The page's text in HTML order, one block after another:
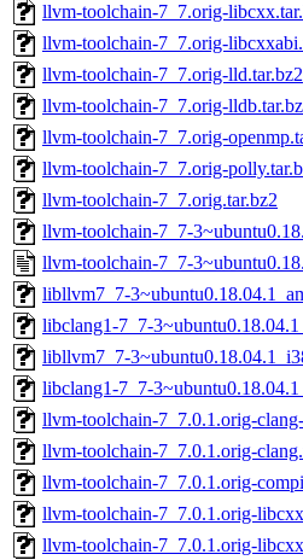
llvm-toolchain-7_7.orig-
llvm-toolchain-7_7.orig-
llvm-toolchain-7_7.orig-lld.tar.bz2
llvm-toolchain-7_7.orig-
llvm-toolchain-7_7.orig-
llvm-toolchain-7_7.orig-
llvm-toolchain-7_7.orig.tar.bz2
llvm-toolchain-7_7-
llvm-toolchain-7_7-
libllvm7_7-
libclang1-7_7-
libllvm7_7-
libclang1-7_7-
llvm-toolchain-7_7.0.1.orig-
llvm-toolchain-7_7.0.1.orig-
llvm-toolchain-7_7.0.1.orig-
llvm-toolchain-7_7.0.1.orig-
llvm-toolchain-7_7.0.1.orig-